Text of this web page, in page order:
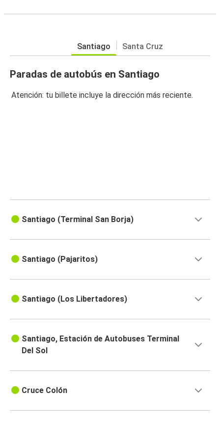
Santiago Santa Cruz
Paradas de autobús en Santiago
Atención: tu billete incluye la dirección más reciente.
Santiago (Terminal San Borja)
Santiago (Pajaritos)
Santiago (Los Libertadores)
Santiago, Estación de Autobuses Terminal
Del Sol
Cruce Colón